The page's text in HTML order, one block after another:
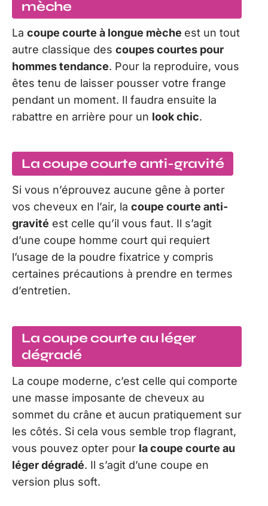
mèche
La coupe courte à longue mèche est un tout
autre classique des coupes courtes pour
hommes tendance. Pour la reproduire, vous
êtes tenu de laisser pousser votre frange
pendant un moment. Il faudra ensuite la
rabattre en arrière pour un look chic.
La coupe courte anti-gravité
Si vous n’éprouvez aucune gêne à porter
vos cheveux en l’air, la coupe courte anti-
gravité est celle qu’il vous faut. Il s’agit
d’une coupe homme court qui requiert
l’usage de la poudre fixatrice y compris
certaines précautions à prendre en termes
d’entretien.
La coupe courte au léger
dégradé
La coupe moderne, c’est celle qui comporte
une masse imposante de cheveux au
sommet du crâne et aucun pratiquement sur
les côtés. Si cela vous semble trop flagrant,
vous pouvez opter pour la coupe courte au
léger dégradé. Il s’agit d’une coupe en
version plus soft.